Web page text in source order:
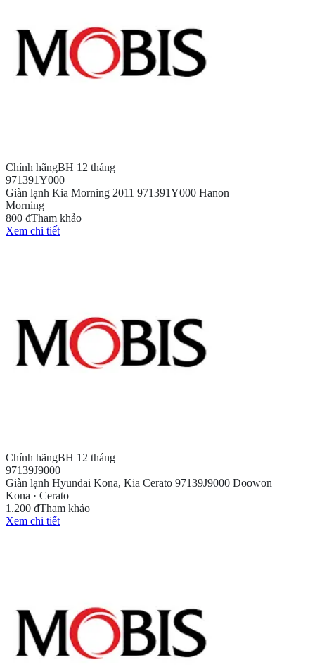
Chính hãngBH 12 tháng
971391Y000
Giàn lạnh Kia Morning 2011 971391Y000 Hanon
Morning
800 ₫Tham khảo
Xem chi tiết
Chính hãngBH 12 tháng
97139J9000
Giàn lạnh Hyundai Kona, Kia Cerato 97139J9000 Doowon
Kona · Cerato
1.200 ₫Tham khảo
Xem chi tiết